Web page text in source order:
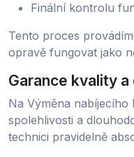
Finální kontrolu
Tento proces
opravě fungovat jako
Garance kvality
Na Výměna
spolehlivosti a
technici pravidelně